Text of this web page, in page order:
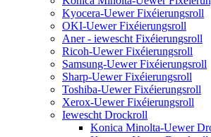
Kyocera-Uewer Fixéierungsroll
OKI-Uewer Fixéierungsroll
Aner - iewescht Fixéierungsroll
Ricoh-Uewer Fixéierungsroll
Samsung-Uewer Fixéierungsroll
Sharp-Uewer Fixéierungsroll
Toshiba-Uewer Fixéierungsroll
Xerox-Uewer Fixéierungsroll
Iewescht Drockroll
Konica Minolta-Uewer